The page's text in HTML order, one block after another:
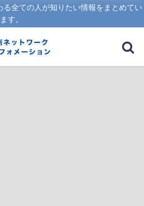
全ての人が知りたい情報をまとめてい
ます。